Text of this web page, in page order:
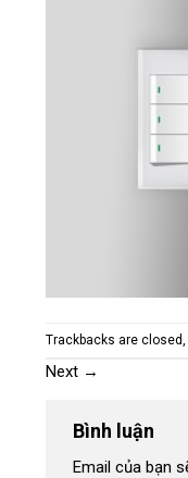
Trackbacks are closed,
Next →
Bình luận
Email của bạn